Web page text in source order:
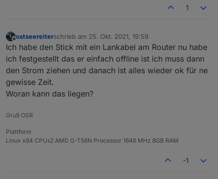
1
Offline
ostseereiterschrieb am 25. Okt. 2021, 19:59
zuletzt editiert von
Ich habe den Stick mit ein Lankabel am Router nu habe
ich festgestellt das er einfach offline ist ich muss dann
den Strom ziehen und danach ist alles wieder ok für ne
gewisse Zeit.
Woran kann das liegen?
Gruß OSR
Plattform
Linux x64 CPUs2 AMD G-T56N Processor 1646 MHz 8GB RAM
-1